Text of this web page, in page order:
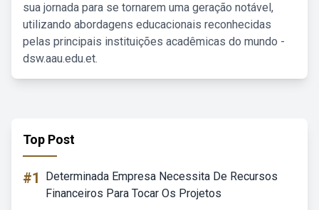
sua jornada para se tornarem uma geração notável,
utilizando abordagens educacionais reconhecidas
pelas principais instituições acadêmicas do mundo -
dsw.aau.edu.et.
Top Post
#1
Determinada Empresa Necessita De Recursos
Financeiros Para Tocar Os Projetos